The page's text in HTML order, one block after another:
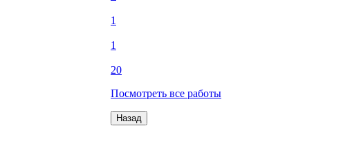
1
1
20
Посмотреть все работы